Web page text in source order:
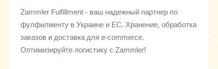
Zammler Fulfillment - ваш надежный партнер по
фулфилменту в Украине и ЕС. Хранение, обработка
заказов и доставка для e-commerce.
Оптимизируйте логистику с Zammler!